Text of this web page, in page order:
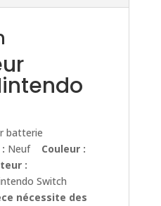
batterie
Neuf Couleur :
:
Switch
nécessite des